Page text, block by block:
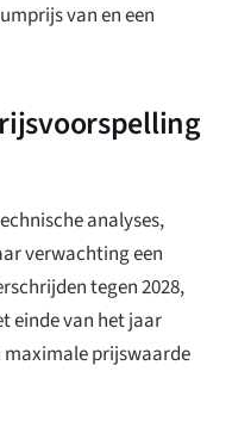
vanen een
analyses,
verwachting een
tegen 2028,
einde van het jaar
maximale prijswaarde